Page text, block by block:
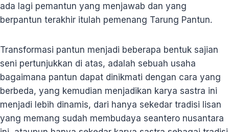
ada lagi pemantun yang menjawab dan yang
berpantun terakhir itulah pemenang Tarung Pantun.
Transformasi pantun menjadi beberapa bentuk sajian
seni pertunjukkan di atas, adalah sebuah usaha
bagaimana pantun dapat dinikmati dengan cara yang
berbeda, yang kemudian menjadikan karya sastra ini
menjadi lebih dinamis, dari hanya sekedar tradisi lisan
yang memang sudah membudaya seantero nusantara